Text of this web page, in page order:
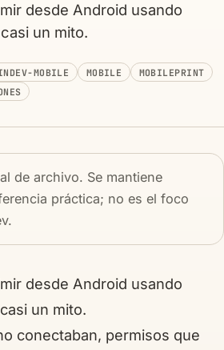
desde Android usando
un mito.
MOBILE MOBILE
MOBILEPRINT
de archivo. Se mantiene
práctica; no es el foco
desde Android usando
un mito.
conectaban, permisos que